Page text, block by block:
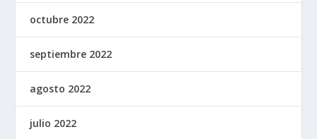
octubre 2022
septiembre 2022
agosto 2022
julio 2022